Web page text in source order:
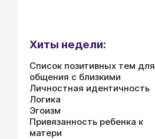
Хиты недели:
Список позитивных тем для
общения с близкими
Личностная идентичность
Логика
Эгоизм
Привязанность ребенка к
матери